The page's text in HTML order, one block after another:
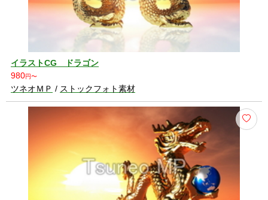
イラストCG ドラゴン
980円〜
ツネオＭＰ / ストックフォト素材